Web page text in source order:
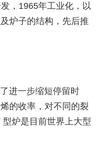
，1965年工业化，以
炉子的结构，先后推
进一步缩短停留时
的收率，对不同的裂
炉是目前世界上大型